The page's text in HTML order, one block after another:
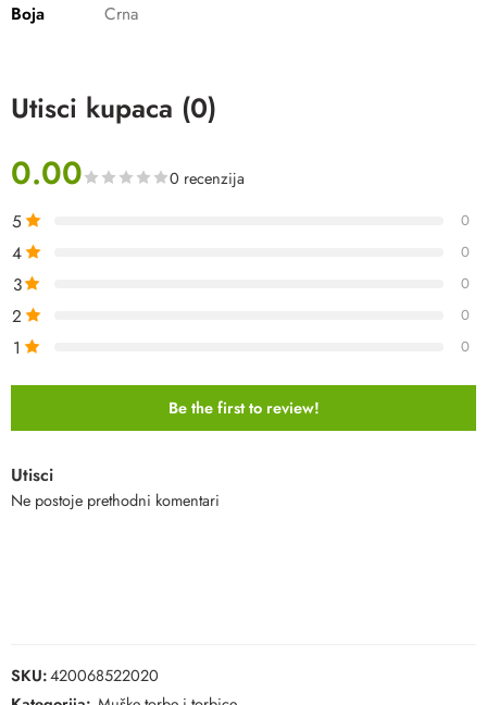
Boja
Crna
Utisci kupaca (0)
0.00 0 recenzija
5 0
4 0
3 0
2 0
1 0
Be the first to review!
Utisci
Ne postoje prethodni komentari
SKU:420068522020